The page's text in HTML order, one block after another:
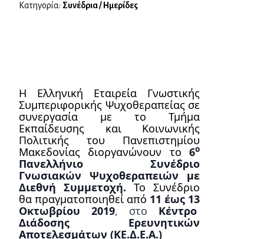
Η Ελληνική Εταιρεία Γνωστικής
Συμπεριφορικής Ψυχοθεραπείας σε
συνεργασία με το Τμήμα
Εκπαίδευσης και Κοινωνικής
Πολιτικής του Πανεπιστημίου
Μακεδονίας διοργανώνουν το6ο
Πανελλήνιο Συνέδριο
Γνωσιακών Ψυχοθεραπειών
με
Διεθνή Συμμετοχή. Το Συνέδριο
θα πραγματοποιηθεί από 11 έως 13
Οκτωβρίου 2019, στο Κέντρο
Διάδοσης Ερευνητικών
Αποτελεσμάτων (ΚΕ.Δ.Ε.Α.)
Κατηγορία: Συνέδρια / Ημερίδες